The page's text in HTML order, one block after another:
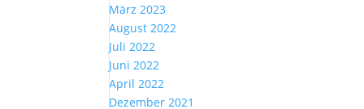
März 2023
August 2022
Juli 2022
Juni 2022
April 2022
Dezember 2021